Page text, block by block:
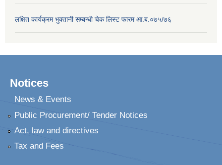
लक्षित कार्यक्रम भुक्तानी सम्बन्धी चेक लिस्ट फारम आ.ब.०७५/७६
Notices
News & Events
Public Procurement/ Tender Notices
Act, law and directives
Tax and Fees